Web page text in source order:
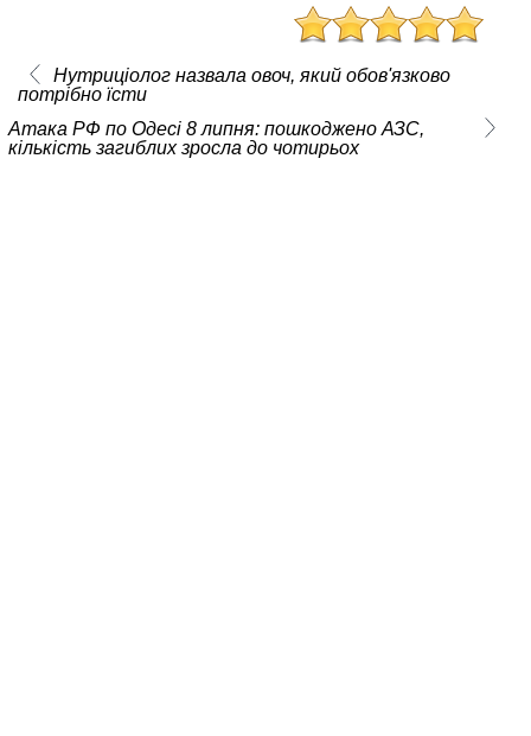
Нутриціолог назвала овоч, який обов'язково
потрібно їсти
Атака РФ по Одесі 8 липня: пошкоджено АЗС,
кількість загиблих зросла до чотирьох